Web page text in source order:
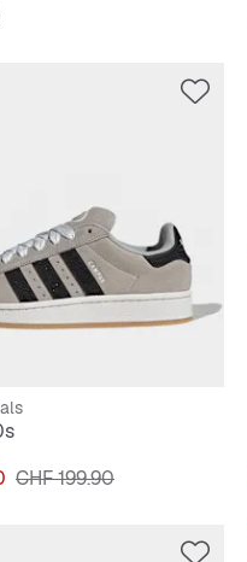
Prix original
CHF 199.90